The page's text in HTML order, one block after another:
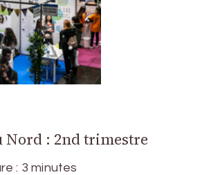
Nord : 2nd trimestre
: 3 minutes